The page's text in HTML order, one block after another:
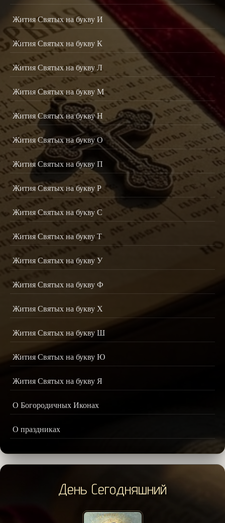
Жития Святых на букву И
Жития Святых на букву К
Жития Святых на букву Л
Жития Святых на букву М
Жития Святых на букву Н
Жития Святых на букву О
Жития Святых на букву П
Жития Святых на букву Р
Жития Святых на букву С
Жития Святых на букву Т
Жития Святых на букву У
Жития Святых на букву Ф
Жития Святых на букву Х
Жития Святых на букву Ш
Жития Святых на букву Ю
Жития Святых на букву Я
О Богородичных Иконах
О праздниках
День Сегодняшний